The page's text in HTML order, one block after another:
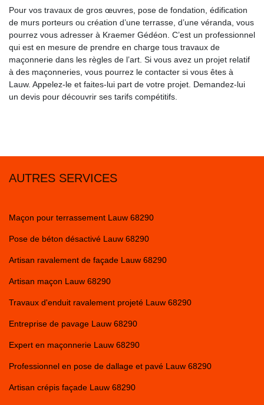
Pour vos travaux de gros œuvres, pose de fondation, édification
de murs porteurs ou création d’une terrasse, d’une véranda, vous
pourrez vous adresser à Kraemer Gédéon. C’est un professionnel
qui est en mesure de prendre en charge tous travaux de
maçonnerie dans les règles de l’art. Si vous avez un projet relatif
à des maçonneries, vous pourrez le contacter si vous êtes à
Lauw. Appelez-le et faites-lui part de votre projet. Demandez-lui
un devis pour découvrir ses tarifs compétitifs.
AUTRES SERVICES
Maçon pour terrassement Lauw 68290
Pose de béton désactivé Lauw 68290
Artisan ravalement de façade Lauw 68290
Artisan maçon Lauw 68290
Travaux d'enduit ravalement projeté Lauw 68290
Entreprise de pavage Lauw 68290
Expert en maçonnerie Lauw 68290
Professionnel en pose de dallage et pavé Lauw 68290
Artisan crépis façade Lauw 68290